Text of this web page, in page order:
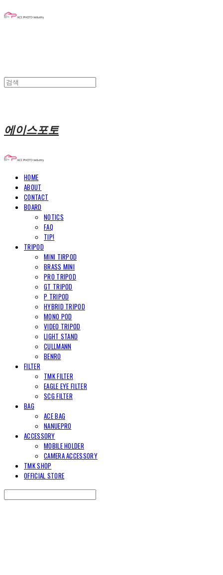
에이스포토
HOME
ABOUT
CONTACT
BOARD
NOTICS
FAQ
TIP!
TRIPOD
MINI TIRPOD
BRASS MINI
PRO TRIPOD
GT TRIPOD
P TRIPOD
HYBRID TRIPOD
MONO POD
VIDEO TRIPOD
LIGHT STAND
CULLMANN
BENRO
FILTER
TMK FILTER
EAGLE EYE FILTER
SCG FILTER
BAG
ACE BAG
NANUEPRO
ACCESSORY
MOBILE HOLDER
CAMERA ACCESSORY
TMK SHOP
OFFICIAL STORE